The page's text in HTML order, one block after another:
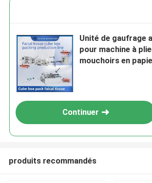
Unité de gaufrage
pour machine à
mouchoirs en
Continuer
produits recommandés